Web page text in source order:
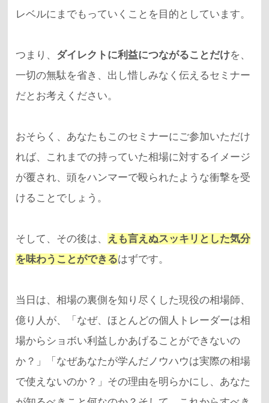
レベルにまでもっていくことを目的としています。
つまり、 ダイレクトに利益につながることだけを、
一切の無駄を省き、出し惜しみなく伝えるセミナー
だとお考えください。
おそらく、あなたもこのセミナーにご参加いただけ
れば、これまでの持っていた相場に対するイメージ
が覆され、頭をハンマーで殴られたような衝撃を受
けることでしょう。
そして、その後は、
えも言えぬスッキリとした気分
を味わうことができるはずです。
当日は、相場の裏側を知り尽くした現役の相場師、
億り人が、「なぜ、ほとんどの個人トレーダーは相
場からショボい利益しかあげることができないの
か？」「なぜあなたが学んだノウハウは実際の相場
で使えないのか？」その理由を明らかにし、あなた